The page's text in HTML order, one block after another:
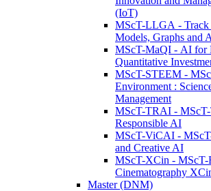
(IoT)
MScT-LLGA - Track
Models, Graphs and
MScT-MaQI - AI for
Quantitative
MScT-STEEM -
Environment :
Management
MScT-TRAI - MScT-
Responsible AI
MScT-ViCAI -
and Creative AI
MScT-XCin - MScT-
Cinematography
Master (DNM)